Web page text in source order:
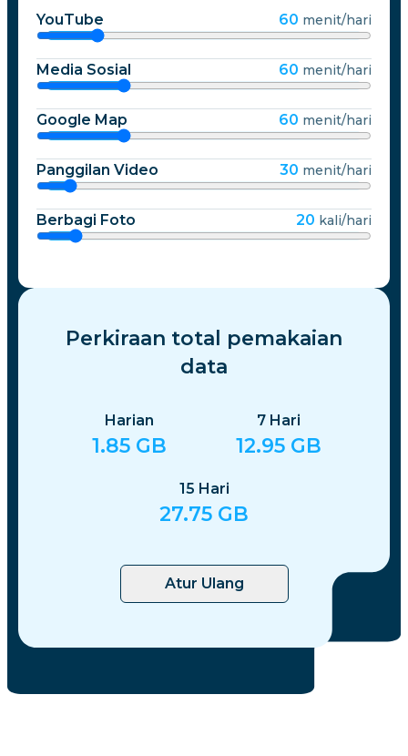
YouTube 60 menit/hari
Media Sosial 60 menit/hari
Google Map 60 menit/hari
Panggilan Video 30 menit/hari
Berbagi Foto 20 kali/hari
Perkiraan total pemakaian
data
Harian
1.85 GB
7 Hari
12.95 GB
15 Hari
27.75 GB
Atur Ulang